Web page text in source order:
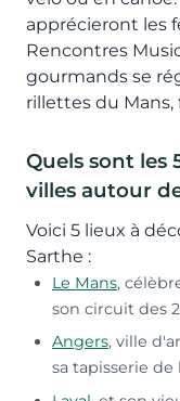
apprécieront les
Rencontres
gourmands se
rillettes du Mans,
Quels sont les
villes autour
Voici 5 lieux à
Sarthe :
Le Mans,
son circuit des
Angers, ville
sa tapisserie de